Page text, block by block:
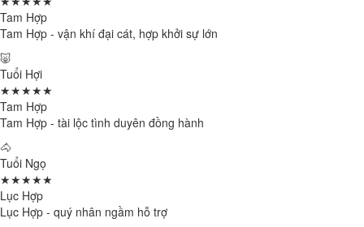
Tam Hợp
Tam Hợp - vận khí đại cát, hợp khởi sự lớn
🐷
Tuổi Hợi
★★★★★
Tam Hợp
Tam Hợp - tài lộc tình duyên đồng hành
🐴
Tuổi Ngọ
★★★★★
Lục Hợp
Lục Hợp - quý nhân ngầm hỗ trợ